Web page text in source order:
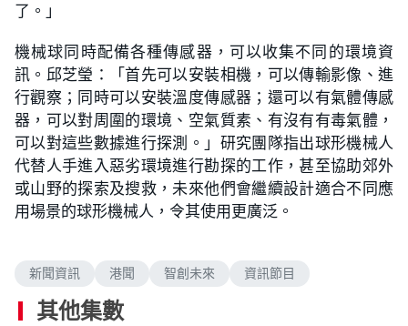
了。」
機械球同時配備各種傳感器，可以收集不同的環境資
訊。邱芝瑩：「首先可以安裝相機，可以傳輸影像、進
行觀察；同時可以安裝溫度傳感器；還可以有氣體傳感
器，可以對周圍的環境、空氣質素、有沒有有毒氣體，
可以對這些數據進行探測。」研究團隊指出球形機械人
代替人手進入惡劣環境進行勘探的工作，甚至協助郊外
或山野的探索及搜救，未來他們會繼續設計適合不同應
用場景的球形機械人，令其使用更廣泛。
新聞資訊 港聞 智創未來 資訊節目
其他集數